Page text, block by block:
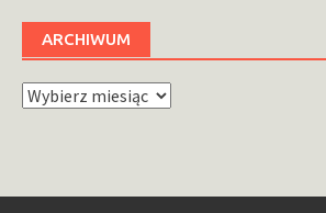
ARCHIWUM
Archiwum